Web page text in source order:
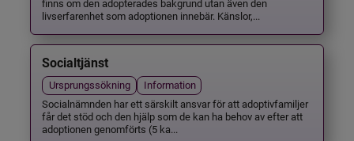
finns om den adopterades bakgrund utan även den
livserfarenhet som adoptionen innebär. Känslor,...
Socialtjänst
Ursprungssökning
Information
Socialnämnden har ett särskilt ansvar för att adoptivfamiljer
får det stöd och den hjälp som de kan ha behov av efter att
adoptionen genomförts (5 ka...